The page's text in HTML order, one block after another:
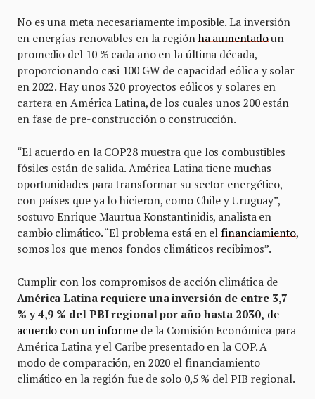
No es una meta necesariamente imposible. La inversión
en energías renovables en la región ha aumentadoun
promedio del 10 % cada año en la última década,
proporcionando casi 100 GW de capacidad eólica y solar
en 2022. Hay unos 320 proyectos eólicos y solares en
cartera en América Latina, de los cuales unos 200 están
en fase de pre-construcción o construcción.
“El acuerdo en la COP28 muestra que los combustibles
fósiles están de salida. América Latina tiene muchas
oportunidades para transformar su sector energético,
con países que ya lo hicieron, como Chile y Uruguay”,
sostuvo Enrique Maurtua Konstantinidis, analista en
cambio climático. “El problema está en el financiamiento,
somos los que menos fondos climáticos recibimos”.
Cumplir con los compromisos de acción climática de
América Latina requiere una inversión de entre 3,7
% y 4,9 % del PBI regional por año hasta 2030, de
acuerdo con un informede la Comisión Económica para
América Latina y el Caribe presentado en la COP. A
modo de comparación, en 2020 el financiamiento
climático en la región fue de solo 0,5 % del PIB regional.